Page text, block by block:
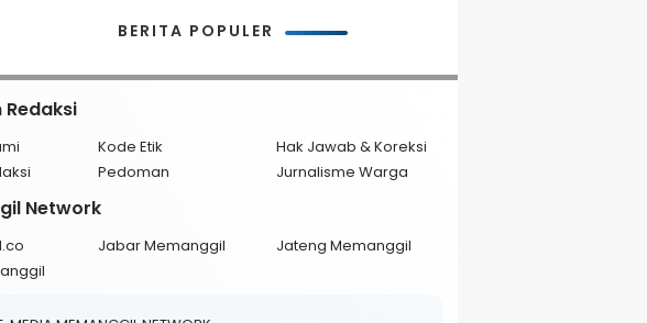
BERITA POPULER
Redaksi
Kode Etik
Hak Jawab & Koreksi
Pedoman Jurnalisme Warga
Network
Jabar Memanggil
Jateng Memanggil